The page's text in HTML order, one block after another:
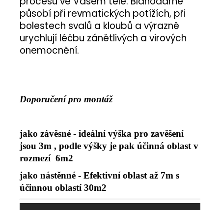
působí při revmatických potížích, při
bolestech svalů a kloubů a výrazně
urychlují léčbu zánětlivých a virových
onemocnění.
Doporučení pro montáž
jako závěsné - ideální výška pro zavěšení
jsou 3m , podle výšky je pak účinná oblast v
rozmezí 6m2
jako nástěnné - Efektivní oblast až 7m s
účinnou oblastí 30m2